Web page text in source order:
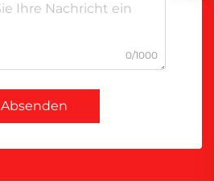
0/1000
Absenden